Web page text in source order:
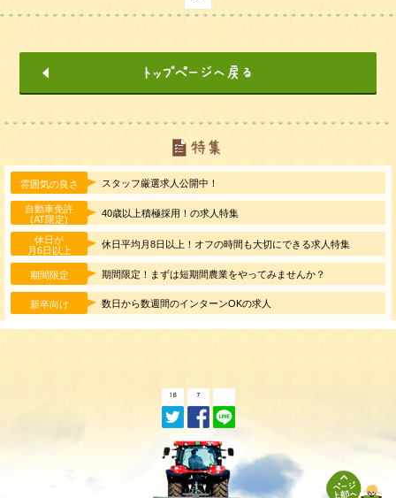
雰囲気の良さ スタッフ厳選求人公開中！
自動車免許
(AT限定)
40歳以上積極採用！の求人特集
休日が
月6日以上
休日平均月8日以上！オフの時間も大切にできる求人特集
期間限定 期間限定！まずは短期間農業をやってみませんか？
新卒向け 数日から数週間のインターンOKの求人